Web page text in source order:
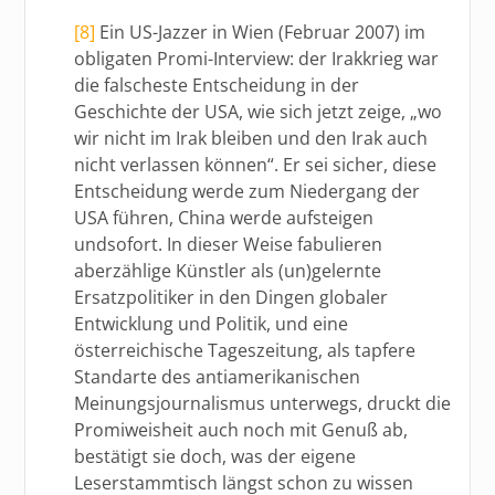
[8] Ein US-Jazzer in Wien (Februar 2007) im
obligaten Promi-Interview: der Irakkrieg war
die falscheste Entscheidung in der
Geschichte der USA, wie sich jetzt zeige, „wo
wir nicht im Irak bleiben und den Irak auch
nicht verlassen können“. Er sei sicher, diese
Entscheidung werde zum Niedergang der
USA führen, China werde aufsteigen
undsofort. In dieser Weise fabulieren
aberzählige Künstler als (un)gelernte
Ersatzpolitiker in den Dingen globaler
Entwicklung und Politik, und eine
österreichische Tageszeitung, als tapfere
Standarte des antiamerikanischen
Meinungsjournalismus unterwegs, druckt die
Promiweisheit auch noch mit Genuß ab,
bestätigt sie doch, was der eigene
Leserstammtisch längst schon zu wissen